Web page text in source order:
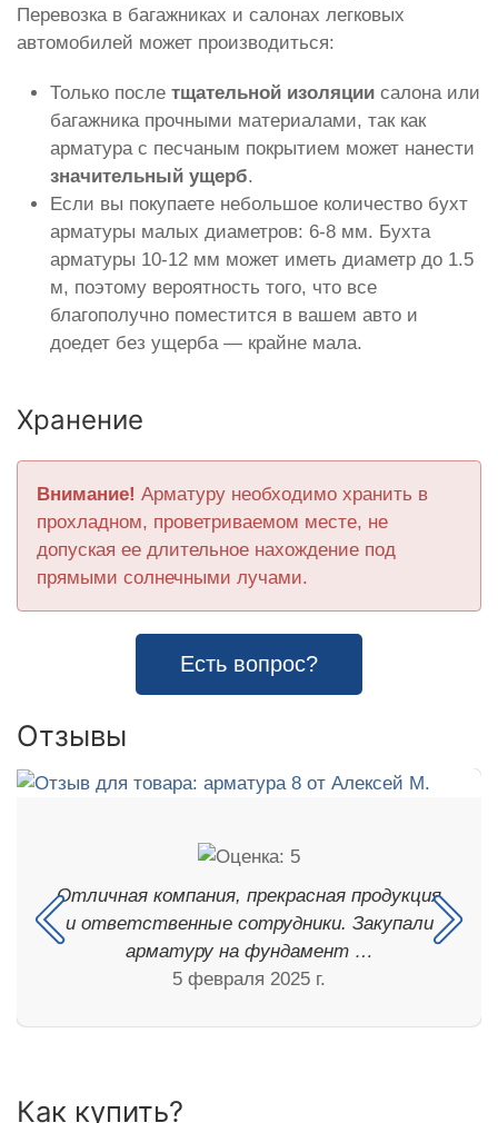
Перевозка в багажниках и салонах легковых
автомобилей может производиться:
Только после тщательной изоляции салона или
багажника прочными материалами, так как
арматура с песчаным покрытием может нанести
значительный ущерб.
Если вы покупаете небольшое количество бухт
арматуры малых диаметров: 6-8 мм. Бухта
арматуры 10-12 мм может иметь диаметр до 1.5
м, поэтому вероятность того, что все
благополучно поместится в вашем авто и
доедет без ущерба — крайне мала.
Хранение
Внимание! Арматуру необходимо хранить в
прохладном, проветриваемом месте, не
допуская ее длительное нахождение под
прямыми солнечными лучами.
Есть вопрос?
Отзывы
Отличная компания, прекрасная продукция
и ответственные сотрудники. Закупали
арматуру на фундамент …
5 февраля 2025 г.
Как купить?